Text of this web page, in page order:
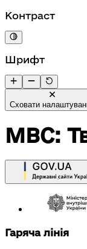
Контраст
Шрифт
Сховати
МВС:
Гаряча лінія